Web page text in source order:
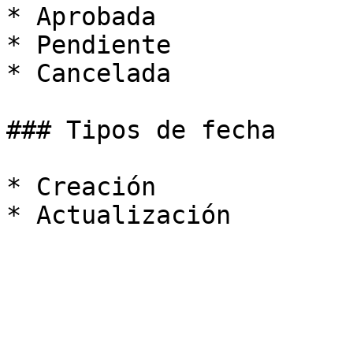
* Aprobada
* Pendiente
* Cancelada
### Tipos de fecha
* Creación